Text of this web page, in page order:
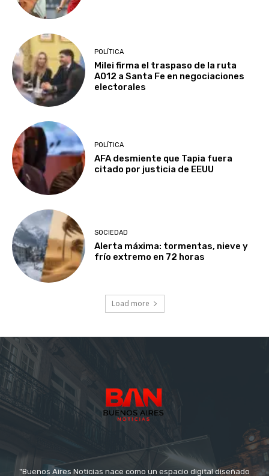
POLÍTICA
Milei firma el traspaso de la ruta
A012 a Santa Fe en negociaciones
electorales
POLÍTICA
AFA desmiente que Tapia fuera
citado por justicia de EEUU
SOCIEDAD
Alerta máxima: tormentas, nieve y
frío extremo en 72 horas
Load more
"Buenos Aires Noticias nace como un espacio digital diseñado